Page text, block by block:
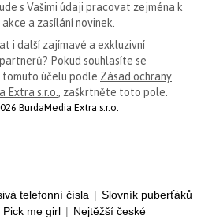
s Vašimi údaji pracovat zejména k
a zasílání novinek.
i další zajímavé a exkluzivní
Pokud souhlasíte se
účelu podle Zásad ochrany
Extra s.r.o., zaškrtněte toto pole.
BurdaMedia Extra s.r.o.
telefonní čísla | Slovník puberťáků
Pick me girl | Nejtěžší české